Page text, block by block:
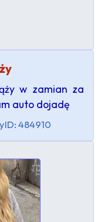
w zamian za
auto dojadę
ID: 484910